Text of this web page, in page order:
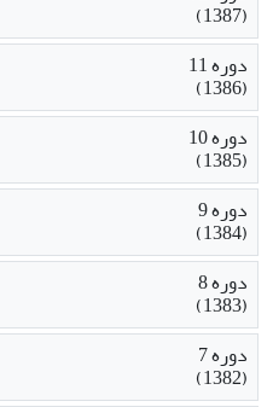
(1387)
دوره 11
(1386)
دوره 10
(1385)
دوره 9
(1384)
دوره 8
(1383)
دوره 7
(1382)